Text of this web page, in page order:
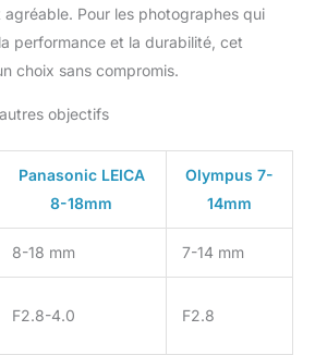
Pour les photographes qui
performance et la durabilité, cet
choix sans compromis.
objectifs
Panasonic LEICA
8-18mm
Olympus 7-
14mm
8-18 mm 7-14 mm
F2.8-4.0 F2.8